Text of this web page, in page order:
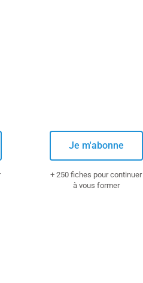
Je m'abonne
+ 250 fiches pour continuer
à vous former